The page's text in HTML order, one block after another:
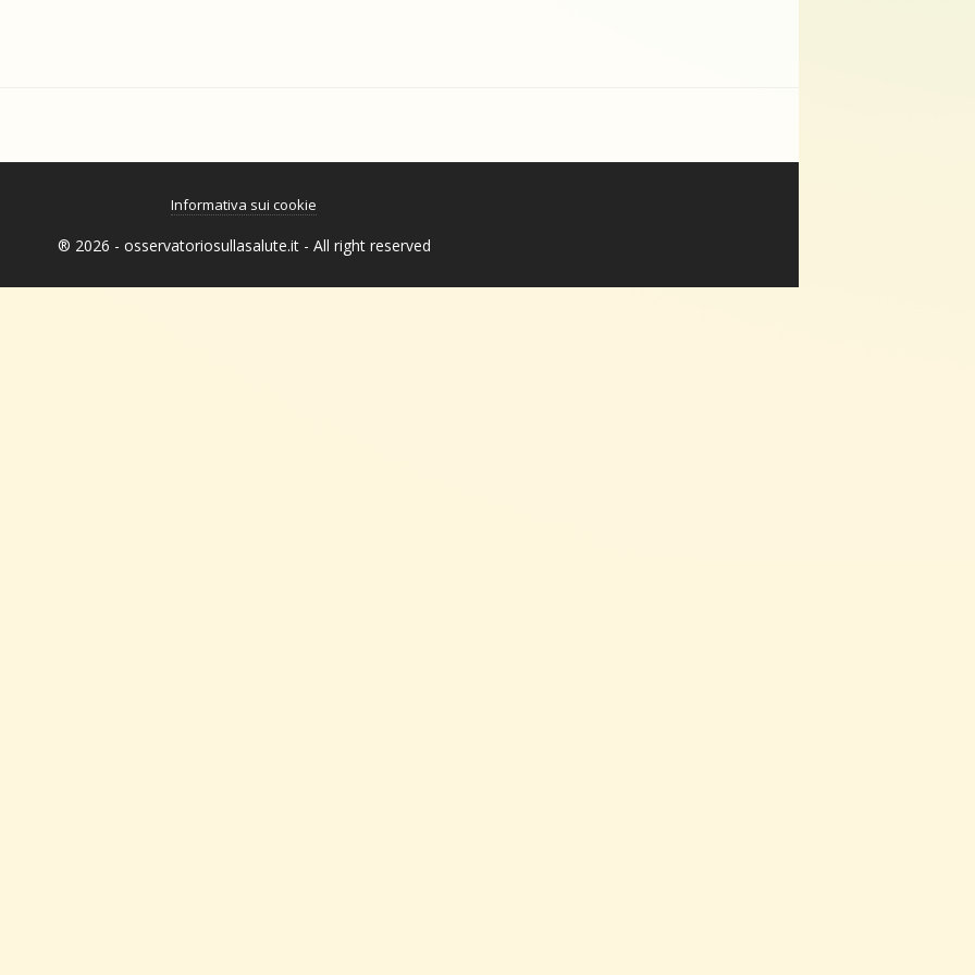
Informativa sui cookie
® 2026 - osservatoriosullasalute.it - All right reserved